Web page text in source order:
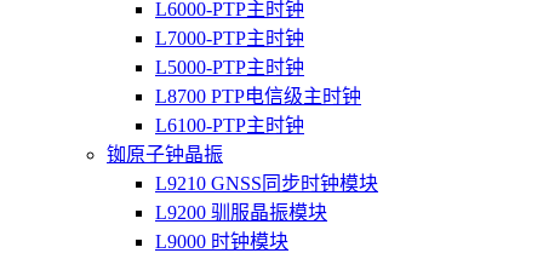
L6000-PTP主时钟
L7000-PTP主时钟
L5000-PTP主时钟
L8700 PTP电信级主时钟
L6100-PTP主时钟
铷原子钟晶振
L9210 GNSS同步时钟模块
L9200 驯服晶振模块
L9000 时钟模块